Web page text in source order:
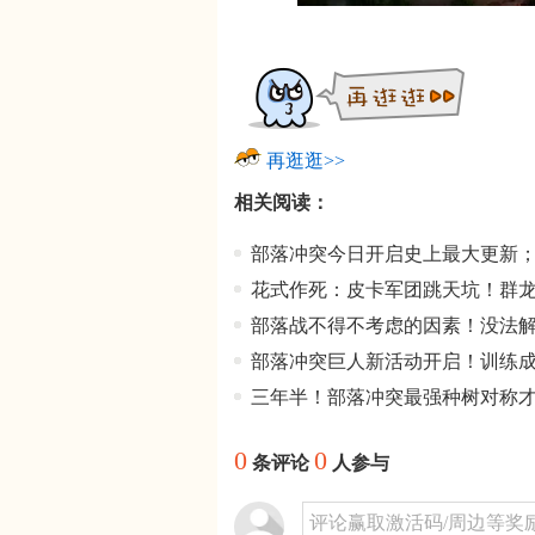
再逛逛>>
相关阅读：
部落冲突今日开启史上最大更新
花式作死：皮卡军团跳天坑！群
部落战不得不考虑的因素！没法
部落冲突巨人新活动开启！训练
三年半！部落冲突最强种树对称
0 条评论0 人参与
评论赢取激活码/周边等奖